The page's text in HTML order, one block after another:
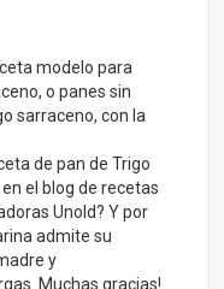
modelo para
o panes sin
sarraceno, con la
de pan de Trigo
el blog de recetas
Unold? Y por
admite su
y
Muchas gracias!